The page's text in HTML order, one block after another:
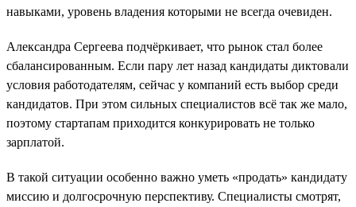
навыками, уровень владения которыми не всегда очевиден.
Александра Сергеева подчёркивает, что рынок стал более
сбалансированным. Если пару лет назад кандидаты диктовали
условия работодателям, сейчас у компаний есть выбор среди
кандидатов. При этом сильных специалистов всё так же мало,
поэтому стартапам приходится конкурировать не только
зарплатой.
В такой ситуации особенно важно уметь «продать» кандидату
миссию и долгосрочную перспективу. Специалисты смотрят,